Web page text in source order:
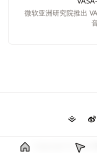
微软亚洲研究院推出
Copyright © 2026